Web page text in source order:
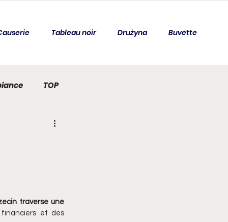
Tableau noir Drużyna Buvette
TOP
traverse une
financiers et des